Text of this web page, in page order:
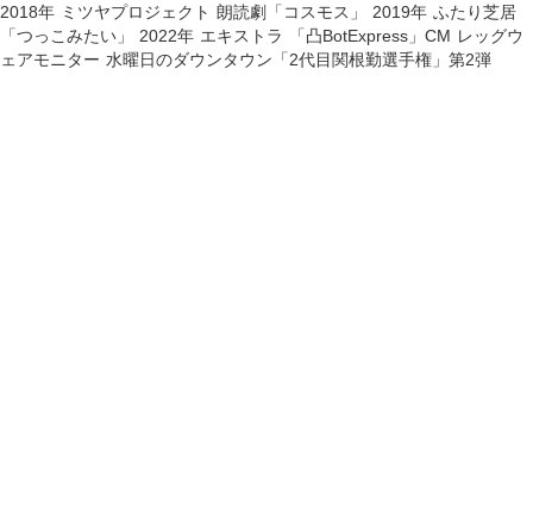
2018年 ミツヤプロジェクト 朗読劇「コスモス」 2019年 ふたり芝居
「つっこみたい」 2022年 エキストラ 「凸BotExpress」CM レッグウ
ェアモニター 水曜日のダウンタウン「2代目関根勤選手権」第2弾